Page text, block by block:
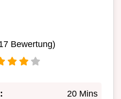
Bewertung)
20 Mins